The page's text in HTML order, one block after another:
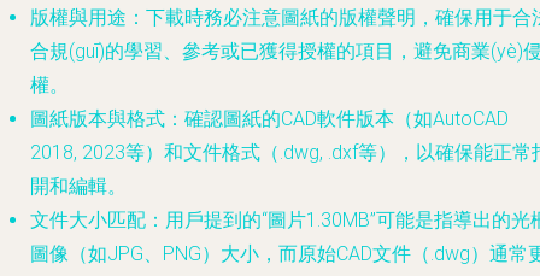
版權與用途 ：下載時務必注意圖紙的版權聲明，確保用于合
合規(guī)的學習、參考或已獲得授權的項目，避免商業(yè)
權。
圖紙版本與格式 ：確認圖紙的CAD軟件版本（如AutoCAD
2018, 2023等）和文件格式（.dwg, .dxf等），以確保能正常
開和編輯。
文件大小匹配 ：用戶提到的“圖片1.30MB”可能是指導出的光
圖像（如JPG、PNG）大小，而原始CAD文件（.dwg）通常